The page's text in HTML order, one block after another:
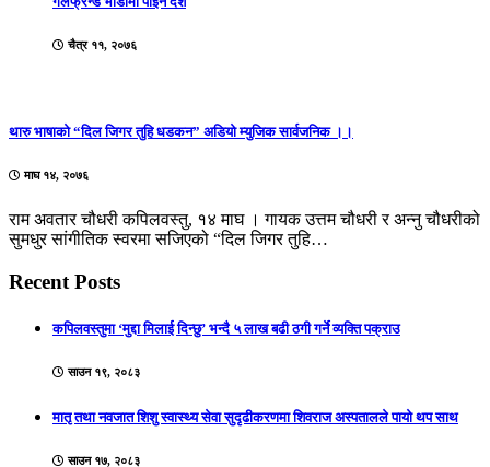
चैत्र ११, २०७६
थारु भाषाको “दिल जिगर तुहि धडकन” अडियो म्युजिक सार्वजनिक ।।
माघ १४, २०७६
राम अवतार चौधरी कपिलवस्तु, १४ माघ । गायक उत्तम चौधरी र अन्नु चौधरीको
सुमधुर सांगीतिक स्वरमा सजिएको “दिल जिगर तुहि…
Recent Posts
कपिलवस्तुमा ‘मुद्दा मिलाई दिन्छु’ भन्दै ५ लाख बढी ठगी गर्ने व्यक्ति पक्राउ
साउन १९, २०८३
मातृ तथा नवजात शिशु स्वास्थ्य सेवा सुदृढीकरणमा शिवराज अस्पतालले पायो थप साथ
साउन १७, २०८३